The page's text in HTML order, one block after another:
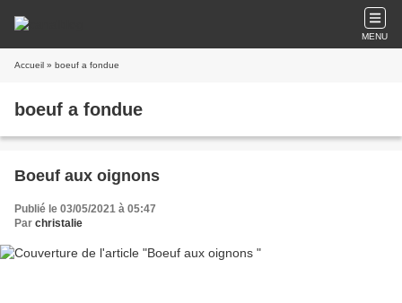
MENU
Accueil » boeuf a fondue
boeuf a fondue
Boeuf aux oignons
Publié le 03/05/2021 à 05:47
Par christalie